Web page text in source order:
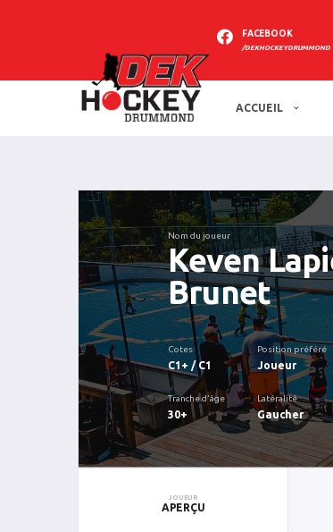
FACEBOOK
/DEKHOCKEYDRUMMOND
ACCUEIL
Nom du joueur
Keven
Brunet
Cotes
C1+ / C1
Position préféré
Joueur
Tranche d'âge
30+
Latéralité
Gaucher
JOUEUR
APERÇU